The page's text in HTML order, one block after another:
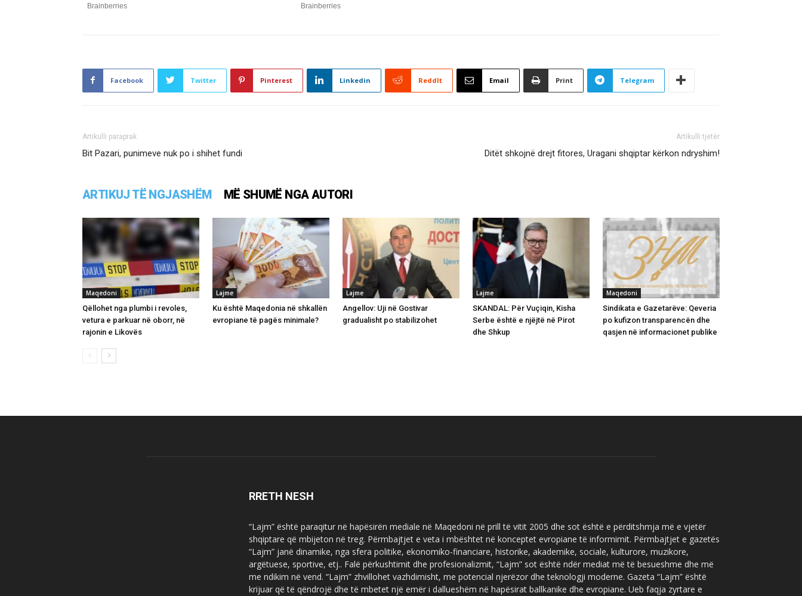
Facebook Twitter Pinterest Linkedin ReddIt Email Print Telegram
Artikulli paraprak
Bit Pazari, punimeve nuk po i shihet fundi
Artikulli tjetër
Ditët shkojnë drejt fitores, Uragani shqiptar kërkon ndryshim!
ARTIKUJ TË NGJASHËM MË SHUMË NGA AUTORI
Maqedoni
Qëllohet nga plumbi i revoles,
vetura e parkuar në oborr, në
rajonin e Likovës
Lajme
Ku është Maqedonia në shkallën
evropiane të pagës minimale?
Lajme
Angellov: Uji në Gostivar
gradualisht po stabilizohet
Lajme
SKANDAL: Për Vuçiqin, Kisha
Serbe është e njëjtë në Pirot
dhe Shkup
Maqedoni
Sindikata e Gazetarëve: Qeveria
po kufizon transparencën dhe
qasjen në informacionet publike
RRETH NESH
“Lajm” është paraqitur në hapësirën mediale në Maqedoni në prill të vitit 2005 dhe sot është e përditshmja më e vjetër
shqiptare që mbijeton në treg. Përmbajtjet e veta i mbështet në konceptet evropiane të informimit. Përmbajtjet e gazetës
“Lajm” janë dinamike, nga sfera politike, ekonomiko-financiare, historike, akademike, sociale, kulturore, muzikore,
argëtuese, sportive, etj.. Falë përkushtimit dhe profesionalizmit, “Lajm” sot është ndër mediat më të besueshme dhe më
me ndikim në vend. “Lajm” zhvillohet vazhdimisht, me potencial njerëzor dhe teknologji moderne. Gazeta “Lajm” është
krijuar që të qëndrojë dhe të mbetet një emër i dallueshëm në hapësirat ballkanike dhe evropiane. Ueb faqja zyrtare e